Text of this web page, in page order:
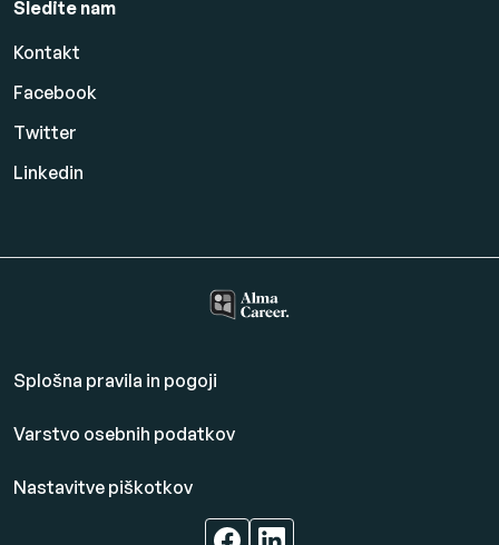
Sledite nam
Kontakt
Facebook
Twitter
Linkedin
Splošna pravila in pogoji
Varstvo osebnih podatkov
Nastavitve piškotkov